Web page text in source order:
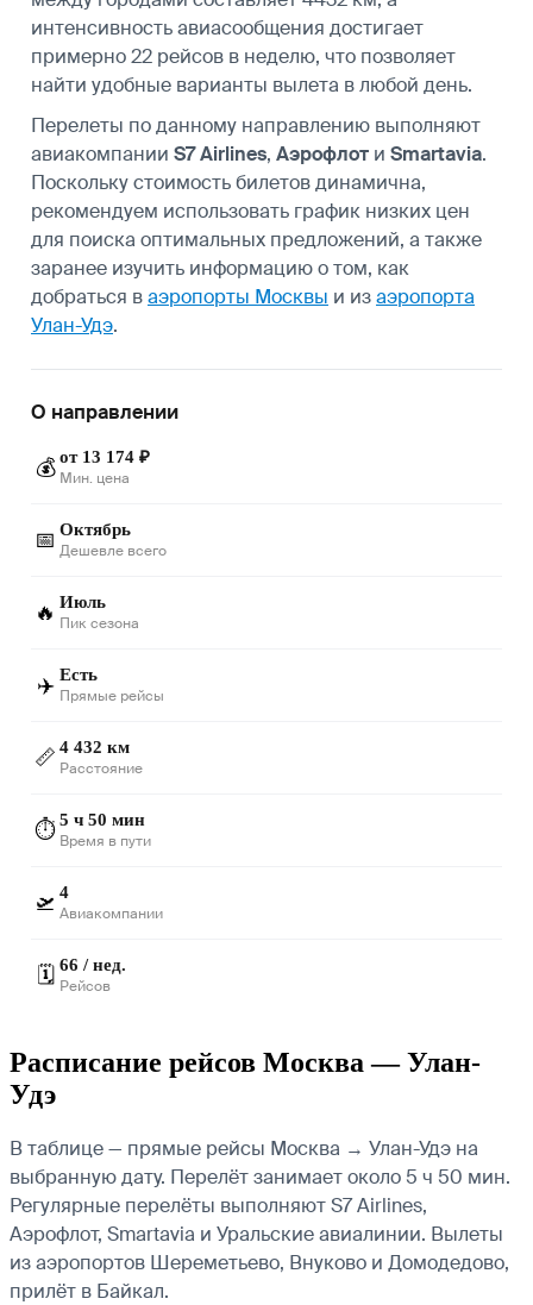
интенсивность авиасообщения достигает
примерно 22 рейсов в неделю, что позволяет
найти удобные варианты вылета в любой день.
Перелеты по данному направлению выполняют
авиакомпании S7 Airlines, Аэрофлот и Smartavia.
Поскольку стоимость билетов динамична,
рекомендуем использовать график низких цен
для поиска оптимальных предложений, а также
заранее изучить информацию о том, как
добраться ваэропорты Москвы и изаэропорта
Улан-Удэ.
О направлении
💰 от 13 174 ₽
Мин. цена
📅 Октябрь
Дешевле всего
🔥 Июль
Пик сезона
✈️ Есть
Прямые рейсы
📏 4 432 км
Расстояние
⏱️5 ч 50 мин
Время в пути
🛫 4
Авиакомпании
🗓️ 66 / нед.
Рейсов
Расписание рейсов Москва — Улан-
Удэ
В таблице — прямые рейсы Москва → Улан-Удэ на
выбранную дату. Перелёт занимает около 5 ч 50 мин.
Регулярные перелёты выполняют S7 Airlines,
Аэрофлот, Smartavia и Уральские авиалинии. Вылеты
из аэропортов Шереметьево, Внуково и Домодедово,
прилёт в Байкал.